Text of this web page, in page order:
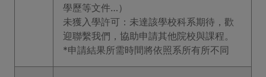
學歷等文件…）
未獲入學許可：未達該學校科系期待，歡
迎聯繫我們，協助申請其他院校與課程。
*申請結果所需時間將依照系所有所不同